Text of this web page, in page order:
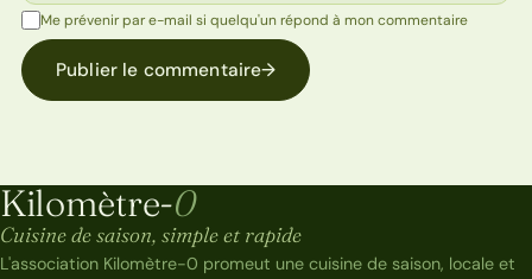
Me prévenir par e-mail si quelqu'un répond à mon commentaire
Publier le commentaire→
Kilomètre-0
Kilomètre-0
Cuisine de saison, simple et rapide
L'association Kilomètre-0 promeut une cuisine de saison, locale et